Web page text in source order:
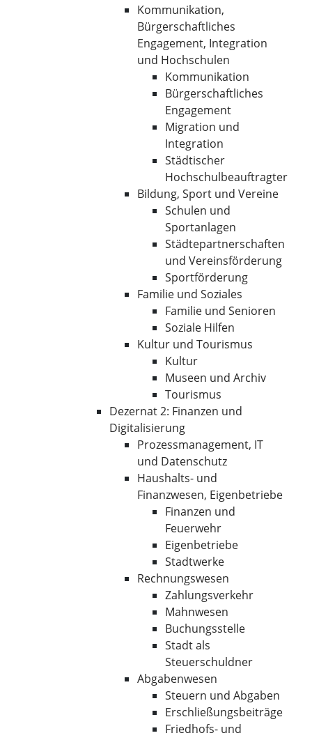
Kommunikation,
Bürgerschaftliches
Engagement, Integration
und Hochschulen
Kommunikation
Bürgerschaftliches
Engagement
Migration und
Integration
Städtischer
Hochschulbeauftragter
Bildung, Sport und Vereine
Schulen und
Sportanlagen
Städtepartnerschaften
und Vereinsförderung
Sportförderung
Familie und Soziales
Familie und Senioren
Soziale Hilfen
Kultur und Tourismus
Kultur
Museen und Archiv
Tourismus
Dezernat 2: Finanzen und
Digitalisierung
Prozessmanagement, IT
und Datenschutz
Haushalts- und
Finanzwesen, Eigenbetriebe
Finanzen und
Feuerwehr
Eigenbetriebe
Stadtwerke
Rechnungswesen
Zahlungsverkehr
Mahnwesen
Buchungsstelle
Stadt als
Steuerschuldner
Abgabenwesen
Steuern und Abgaben
Erschließungsbeiträge
Friedhofs- und